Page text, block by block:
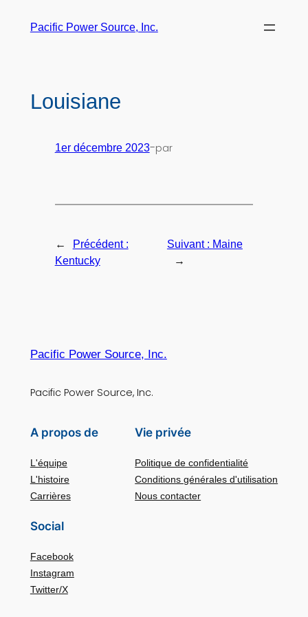
Pacific Power Source, Inc.
Louisiane
1er décembre 2023-par
←
Précédent :
Kentucky
Suivant : Maine
→
Pacific Power Source, Inc.
Pacific Power Source, Inc.
A propos de
L'équipe
L'histoire
Carrières
Vie privée
Politique de confidentialité
Conditions générales d'utilisation
Nous contacter
Social
Facebook
Instagram
Twitter/X